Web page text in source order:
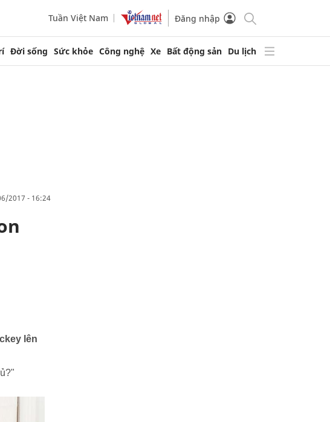
Tuần Việt Nam Đăng nhập
Đời sống Sức khỏe Công nghệ Xe Bất động sản Du lịch
2017 - 16:24
lên